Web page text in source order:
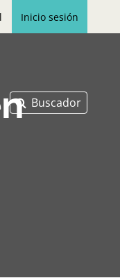
Inicio sesión